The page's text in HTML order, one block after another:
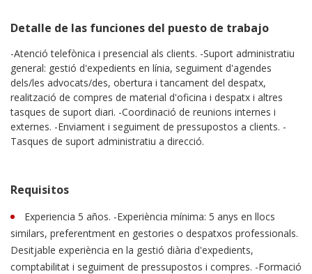
Detalle de las funciones del puesto de trabajo
-Atenció telefònica i presencial als clients. -Suport administratiu
general: gestió d'expedients en línia, seguiment d'agendes
dels/les advocats/des, obertura i tancament del despatx,
realització de compres de material d'oficina i despatx i altres
tasques de suport diari. -Coordinació de reunions internes i
externes. -Enviament i seguiment de pressupostos a clients. -
Tasques de suport administratiu a direcció.
Requisitos
Experiencia 5 años. -Experiència mínima: 5 anys en llocs
similars, preferentment en gestories o despatxos professionals.
Desitjable experiència en la gestió diària d'expedients,
comptabilitat i seguiment de pressupostos i compres. -Formació